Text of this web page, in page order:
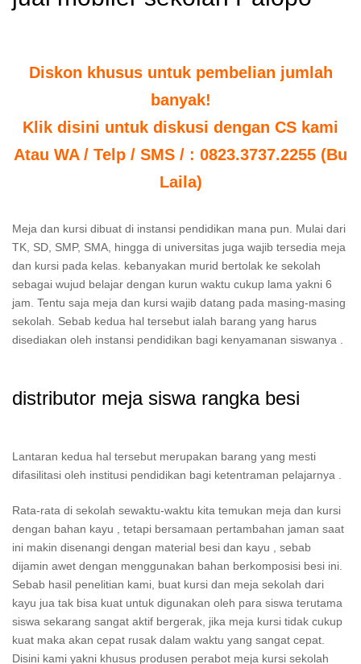
Diskon khusus untuk pembelian jumlah
banyak!
Klik disini untuk diskusi dengan CS kami
Atau WA / Telp / SMS / : 0823.3737.2255 (Bu
Laila)
Meja dan kursi dibuat di instansi pendidikan mana pun. Mulai dari
TK, SD, SMP, SMA, hingga di universitas juga wajib tersedia meja
dan kursi pada kelas. kebanyakan murid bertolak ke sekolah
sebagai wujud belajar dengan kurun waktu cukup lama yakni 6
jam. Tentu saja meja dan kursi wajib datang pada masing-masing
sekolah. Sebab kedua hal tersebut ialah barang yang harus
disediakan oleh instansi pendidikan bagi kenyamanan siswanya .
distributor meja siswa rangka besi
Lantaran kedua hal tersebut merupakan barang yang mesti
difasilitasi oleh institusi pendidikan bagi ketentraman pelajarnya .
Rata-rata di sekolah sewaktu-waktu kita temukan meja dan kursi
dengan bahan kayu , tetapi bersamaan pertambahan jaman saat
ini makin disenangi dengan material besi dan kayu , sebab
dijamin awet dengan menggunakan bahan berkomposisi besi ini.
Sebab hasil penelitian kami, buat kursi dan meja sekolah dari
kayu jua tak bisa kuat untuk digunakan oleh para siswa terutama
siswa sekarang sangat aktif bergerak, jika meja kursi tidak cukup
kuat maka akan cepat rusak dalam waktu yang sangat cepat.
Disini kami yakni khusus produsen perabot meja kursi sekolah